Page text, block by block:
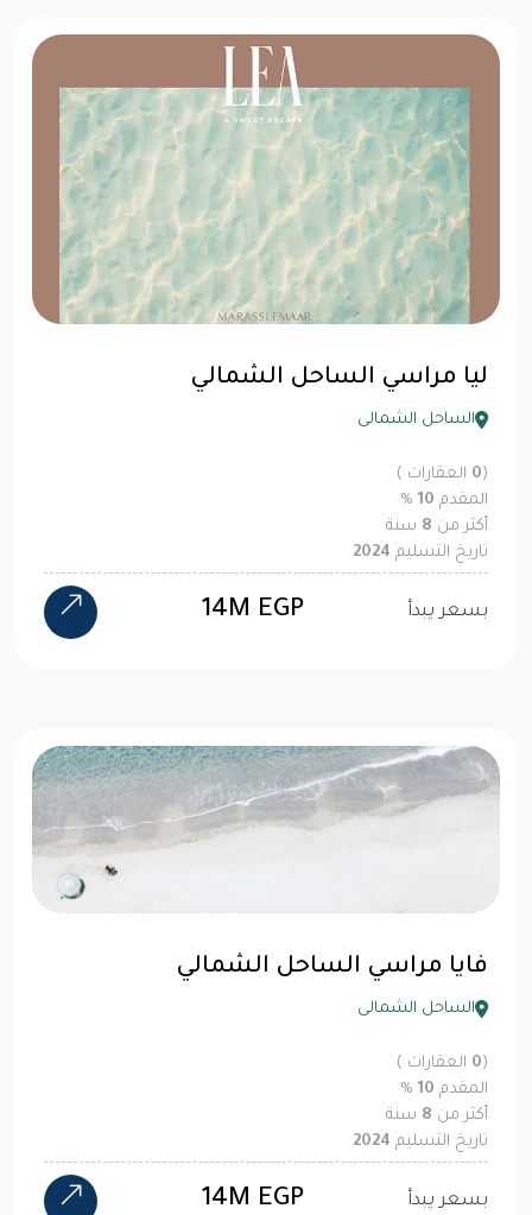
ليا مراسي الساحل الشمالي
الساحل الشمالى
(
0 العقارات )
المقدم 10
%
أكثر من 8 سنة
تاريخ التسليم 2024
بسعر يبدأ 14M EGP
فايا مراسي الساحل الشمالي
الساحل الشمالى
(
0 العقارات )
المقدم 10
%
أكثر من 8 سنة
تاريخ التسليم 2024
بسعر يبدأ 14M EGP